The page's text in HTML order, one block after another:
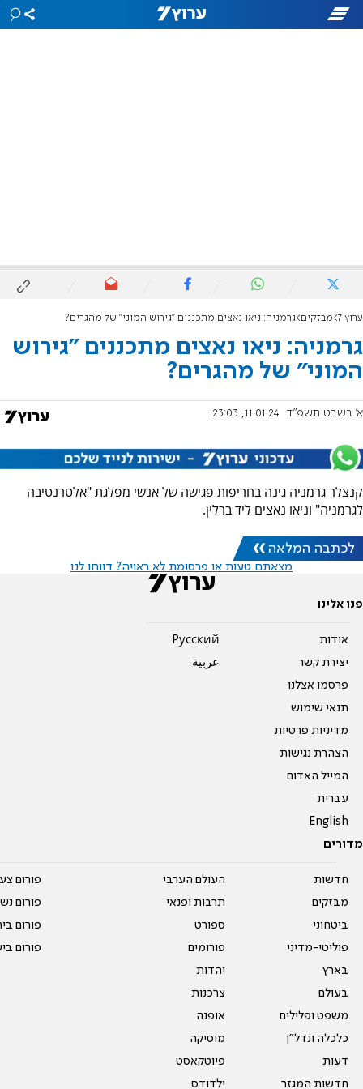
ערוץ 7 מבזקים גרמניה: ניאו נאצים מתכננים "גירוש המוני" של מהגרים?
גרמניה: ניאו נאצים מתכננים "גירוש
המוני" של מהגרים?
א' בשבט תשפ"ד 11.01.24, 23:03
קנצלר גרמניה גינה בחריפות פגישה של אנשי מפלגת "אלטרנטיבה
לגרמניה" וניאו נאצים ליד ברלין.
לכתבה המלאה
מצאתם טעות או פרסומת לא ראויה? דווחו לנו
פנו אלינו
אודות
יצירת קשר
פרסמו אצלנו
תנאי שימוש
מדיניות פרטיות
הצהרת נגישות
המייל האדום
עברית
English
Pусский
عربية
מדורים
חדשות
מבזקים
ביטחוני
פוליטי-מדיני
בארץ
בעולם
משפט ופלילים
כלכלה ונדל"ן
דעות
חדשות המגזר
העולם הערבי
תרבות ופנאי
ספורט
פורומים
יהדות
צרכנות
אופנה
מוסיקה
פיוטקאסט
ילדודס
פורום
פורום
פורום
פורום